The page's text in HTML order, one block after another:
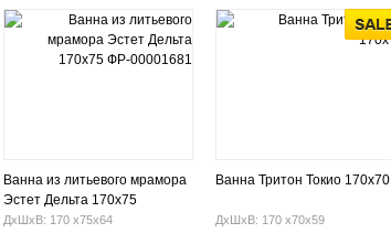
Ванна из литьевого мрамора
Эстет Дельта 170x75
ФР-00001681
ДхШхВ: 170 х75х64
Ванна Тритон Токио 170х70
ДхШхВ: 170 х70х59